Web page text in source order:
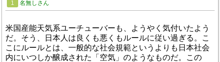
1
名無しさん
米国産能天気系ユーチューバーも、ようやく気付いたよう
だ。そう、日本人は良くも悪くもルールに従い過ぎる。こ
こにルールとは、一般的な社会規範というよりも日本社会
内にいつしか醸成された「空気」のようなものだ。この